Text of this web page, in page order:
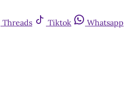
Threads Tiktok
Whatsapp